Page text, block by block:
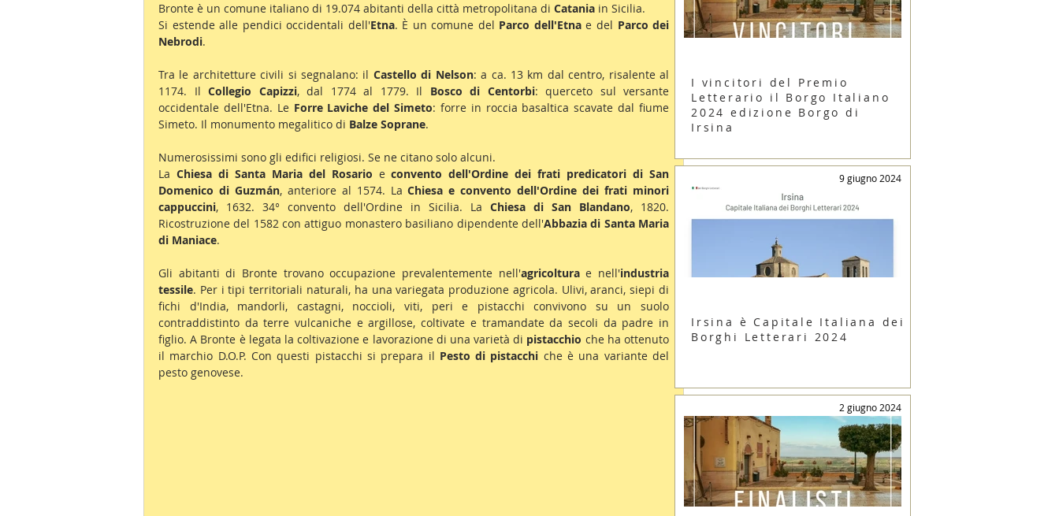
Bronte è un comune italiano di 19.074 abitanti della città metropolitana di Catania in Sicilia.
Si estende alle pendici occidentali dell'Etna. È un comune del Parco dell'Etna e del Parco dei
Nebrodi.
Tra le architetture civili si segnalano: il Castello di Nelson: a ca. 13 km dal centro, risalente al
1174. Il Collegio Capizzi, dal 1774 al 1779. Il Bosco di Centorbi: querceto sul versante
occidentale dell'Etna. Le Forre Laviche del Simeto: forre in roccia basaltica scavate dal fiume
Simeto. Il monumento megalitico di Balze Soprane.
Numerosissimi sono gli edifici religiosi. Se ne citano solo alcuni.
La Chiesa di Santa Maria del Rosario e convento dell'Ordine dei frati predicatori di San
Domenico di Guzmán, anteriore al 1574. La Chiesa e convento dell'Ordine dei frati minori
cappuccini, 1632. 34° convento dell'Ordine in Sicilia. La Chiesa di San Blandano, 1820.
Ricostruzione del 1582 con attiguo monastero basiliano dipendente dell'Abbazia di Santa Maria
di Maniace.
Gli abitanti di Bronte trovano occupazione prevalentemente nell'agricoltura e nell'industria
tessile. Per i tipi territoriali naturali, ha una variegata produzione agricola. Ulivi, aranci, siepi di
fichi d'India, mandorli, castagni, noccioli, viti, peri e pistacchi convivono su un suolo
contraddistinto da terre vulcaniche e argillose, coltivate e tramandate da secoli da padre in
figlio. A Bronte è legata la coltivazione e lavorazione di una varietà di pistacchio che ha ottenuto
il marchio D.O.P. Con questi pistacchi si prepara il Pesto di pistacchi che è una variante del
pesto genovese.
I vincitori del Premio
Letterario il Borgo Italiano
2024 edizione Borgo di
Irsina
9 giugno 2024
Irsina è Capitale Italiana dei
Borghi Letterari 2024
2 giugno 2024